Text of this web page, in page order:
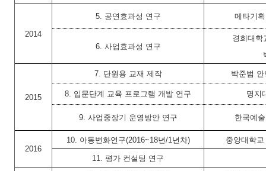
2014
5. 공연효과성 연구 메타기
6. 사업효과성 연구
경희대학
2015
7. 단원용 교재 제작 박준범
8. 입문단계 교육 프로그램 개발 연구 명지
9. 사업중장기 운영방안 연구 한국예
2016
10. 아동변화연구(2016~18년/1 년차) 중앙대학
11. 평가 컨설팅 연구